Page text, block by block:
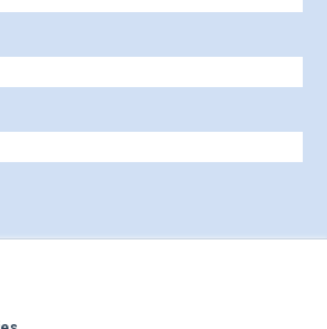
Wir speichern und verarbeiten Ihre
Ihrer Anfrage und für